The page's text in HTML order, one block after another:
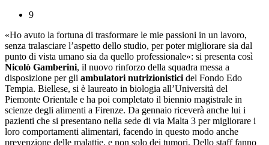
9
«Ho avuto la fortuna di trasformare le mie passioni in un lavoro,
senza tralasciare l’aspetto dello studio, per poter migliorare sia dal
punto di vista umano sia da quello professionale»: si presenta così
Nicolò Gamberini, il nuovo rinforzo della squadra messa a
disposizione per gli ambulatori nutrizionistici del Fondo Edo
Tempia. Biellese, si è laureato in biologia all’Università del
Piemonte Orientale e ha poi completato il biennio magistrale in
scienze degli alimenti a Firenze. Da gennaio riceverà anche lui i
pazienti che si presentano nella sede di via Malta 3 per migliorare i
loro comportamenti alimentari, facendo in questo modo anche
prevenzione delle malattie, e non solo dei tumori. Dello staff fanno